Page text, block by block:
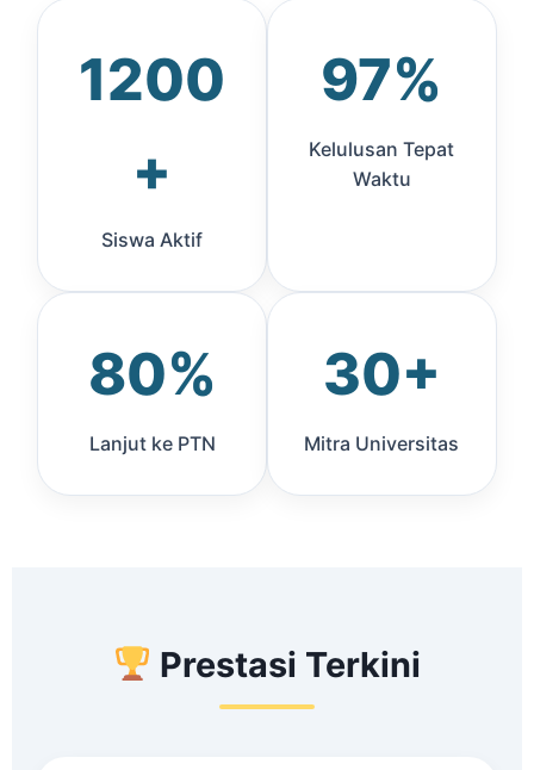
1200
+
Siswa Aktif
97%
Kelulusan Tepat
Waktu
80%
Lanjut ke PTN
30+
Mitra Universitas
Prestasi Terkini